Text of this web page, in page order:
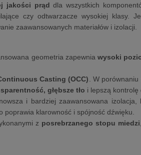
jakości prąd dla wszystkich
czy odtwarzacze wysokiej klasy.
zaawansowanych materiałów i izolacji.
geometria zapewnia wysoki
Casting (OCC) . W
głębsze tło i lepszą kontrolę
i bardziej zaawansowana izolacja,
klarowność i spójność dźwięku.
z posrebrzanego stopu miedzi